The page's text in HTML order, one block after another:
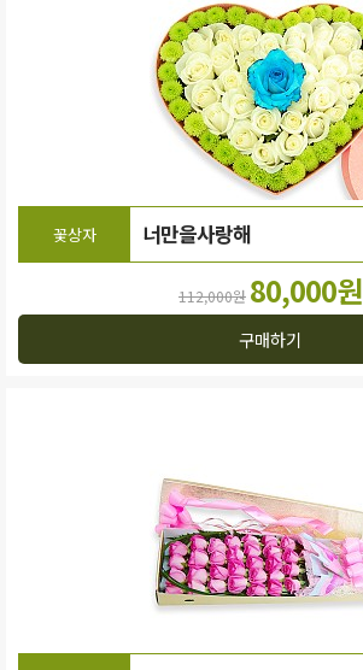
꽃상자 너만을사랑해
112,000원 80,000원
구매하기